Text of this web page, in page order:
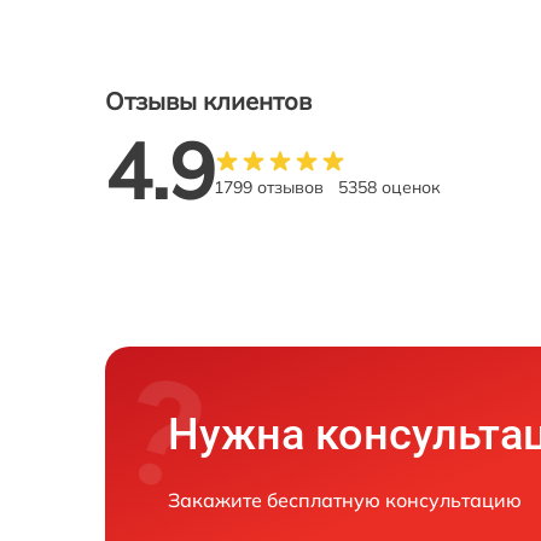
Отзывы клиентов
4.91799 отзывов 5358 оценок
Нужна
Закажите бесплатную консультацию